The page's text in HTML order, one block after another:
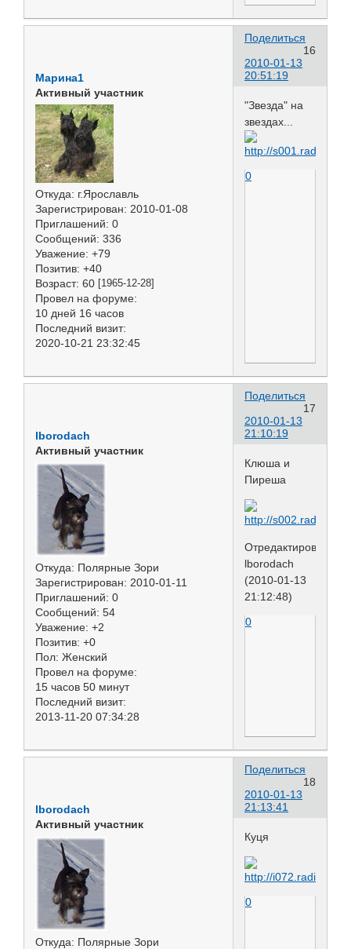
Поделиться
16
2010-01-13
20:51:19
Марина1
Активный участник
Откуда: г.Ярославль
Зарегистрирован: 2010-01-08
Приглашений: 0
Сообщений: 336
Уважение: +79
Позитив: +40
Возраст: 60 [1965-12-28]
Провел на форуме:
10 дней 16 часов
Последний визит:
2020-10-21 23:32:45
"Звезда" на
звездах...
0
Поделиться
17
2010-01-13
21:10:19
lborodach
Активный участник
Откуда: Полярные Зори
Зарегистрирован: 2010-01-11
Приглашений: 0
Сообщений: 54
Уважение: +2
Позитив: +0
Пол: Женский
Провел на форуме:
15 часов 50 минут
Последний визит:
2013-11-20 07:34:28
Клюша и
Пиреша
Отредактировано
lborodach
(2010-01-13
21:12:48)
0
Поделиться
18
2010-01-13
21:13:41
lborodach
Активный участник
Откуда: Полярные Зори
Куця
0